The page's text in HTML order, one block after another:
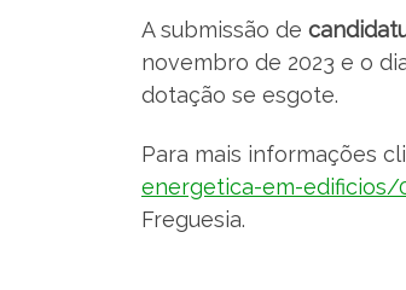
A submissão de
novembro de 2023 e o
dotação se esgote.
Para mais informações
energetica-em-edificios/
Freguesia.